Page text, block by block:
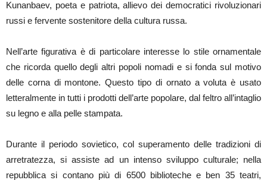
Kunanbaev, poeta e patriota, allievo dei democratici rivoluzionari
russi e fervente sostenitore della cultura russa.
Nell’arte figurativa è di particolare interesse lo stile ornamentale
che ricorda quello degli altri popoli nomadi e si fonda sul motivo
delle corna di montone. Questo tipo di ornato a voluta è usato
letteralmente in tutti i prodotti dell’arte popolare, dal feltro all’intaglio
su legno e alla pelle stampata.
Durante il periodo sovietico, col superamento delle tradizioni di
arretratezza, si assiste ad un intenso sviluppo culturale; nella
repubblica si contano più di 6500 biblioteche e ben 35 teatri,